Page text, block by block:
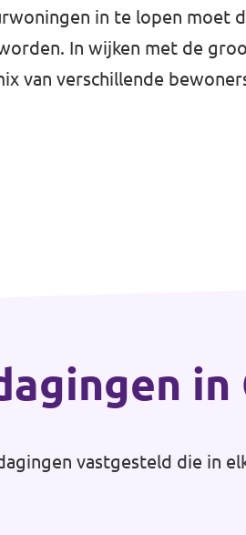
in te lopen moet
In wijken met de
van verschillende
vastgesteld die in